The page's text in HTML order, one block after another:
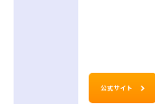
公式サイト